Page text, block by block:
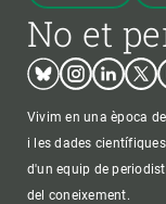
No et
BlueskyInstagram
Linkedin
Vivim en una època
i les dades
d'un equip de
del coneixement.